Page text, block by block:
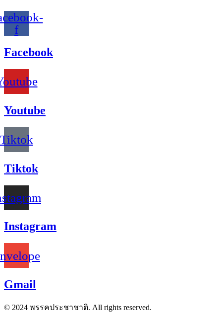
f
Facebook
Youtube
Tiktok
Tiktok
Instagram
Gmail
© 2024 พรรคประชาชาติ. All rights reserved.